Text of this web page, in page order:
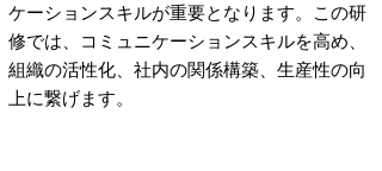
ケーションスキルが重要となります。この研
修では、コミュニケーションスキルを高め、
組織の活性化、社内の関係構築、生産性の向
上に繋げます。